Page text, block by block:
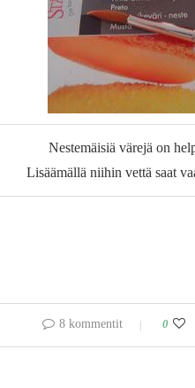
Nestemäisiä värejä on
Lisäämällä niihin vettä saat
8 kommentit 0